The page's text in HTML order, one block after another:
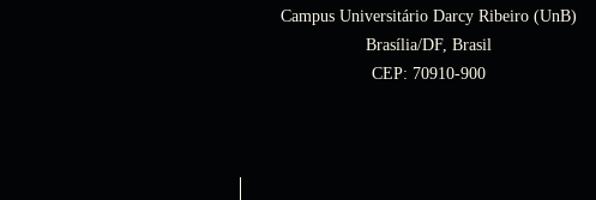
Campus Universitário Darcy Ribeiro (UnB)
Brasília/DF, Brasil
CEP: 70910-900